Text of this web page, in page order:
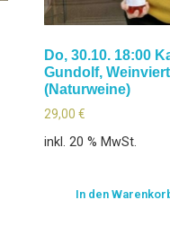
Do, 30.10. 18:00
Gundolf,
(Naturweine)
29,00 €
inkl. 20 % MwSt.
In den